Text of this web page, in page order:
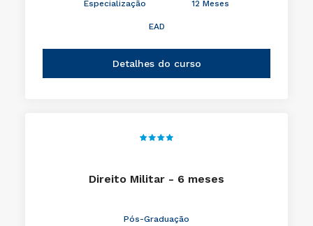
Especialização
12 Meses
EAD
Detalhes do curso
Direito Militar - 6 meses
Pós-Graduação